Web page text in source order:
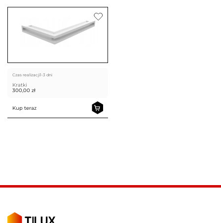
Czas realizacji1-3 dni
Kratki
300,00 zł
Kup teraz